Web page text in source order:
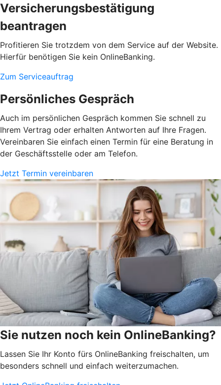
Versicherungsbestätigung
beantragen
Profitieren Sie trotzdem von dem Service auf der Website.
Hierfür benötigen Sie kein OnlineBanking.
Zum Serviceauftrag
Persönliches Gespräch
Auch im persönlichen Gespräch kommen Sie schnell zu
Ihrem Vertrag oder erhalten Antworten auf Ihre Fragen.
Vereinbaren Sie einfach einen Termin für eine Beratung in
der Geschäftsstelle oder am Telefon.
Jetzt Termin vereinbaren
Sie nutzen noch kein OnlineBanking?
Lassen Sie Ihr Konto fürs OnlineBanking freischalten, um
besonders schnell und einfach weiterzumachen.